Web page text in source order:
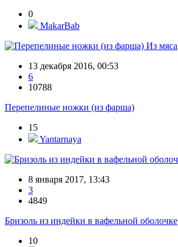
0
MakarBab
Из мяса
13 декабря 2016, 00:53
6
10788
Перепелиные ножки (из фарша)
15
Yantarnaya
8 января 2017, 13:43
3
4849
Бризоль из индейки в вафельной оболочке
10